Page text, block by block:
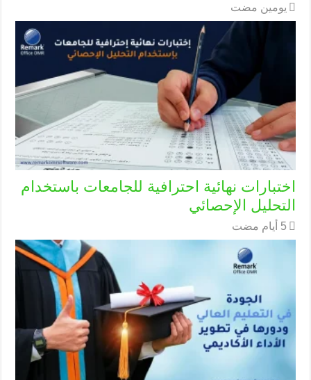
‏يومين مضت
اختبارات نهائية احترافية للجامعات باستخدام
التحليل الإحصائي